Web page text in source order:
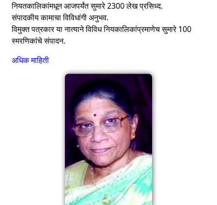
नियतकालिकांमधून आजपर्यंत सुमारे 2300 लेख प्रसिध्द.
संपादकीय कामाचा विविधांगी अनुभव.
विमुक्त पत्रकार या नात्याने विविध नियकालिकांप्रमाणेच सुमारे 100
स्मरणिकांचे संपादन.
अधिक माहिती